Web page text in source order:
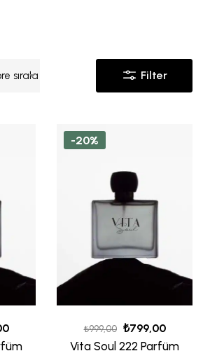
sırala Filter
-20%
₺999,00 ₺799,00
Vita Soul 222 Parfüm